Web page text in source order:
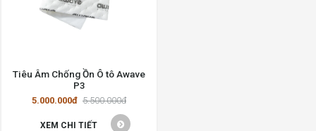
Tiêu Âm Chống Ồn Ô tô Awave
P3
5.000.000đ 5.500.000đ
XEM CHI TIẾT